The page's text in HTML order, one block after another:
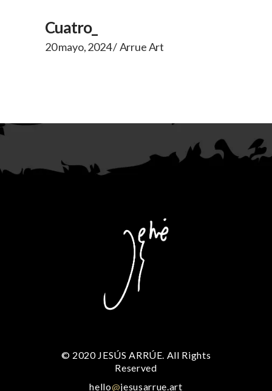
Cuatro_
20 mayo, 2024 Arrue Art
© 2020 JESÚS ARRÚE. All Rights
Reserved
hello@jesusarrue.art